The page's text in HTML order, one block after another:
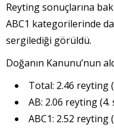
Reyting sonuçlarına
ABC1 kategorilerinde
sergilediği görüldü.
Doğanın Kanunu’nun
Total: 2.46 reyting
AB: 2.06 reyting (4.
ABC1: 2.52 reyting